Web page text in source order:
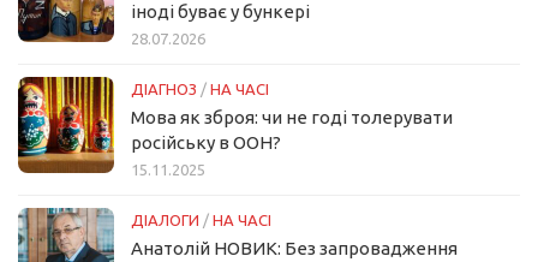
іноді буває у бункері
28.07.2026
ДІАГНОЗ / НА ЧАСІ
Мова як зброя: чи не годі толерувати
російську в ООН?
15.11.2025
ДІАЛОГИ / НА ЧАСІ
Анатолій НОВИК: Без запровадження